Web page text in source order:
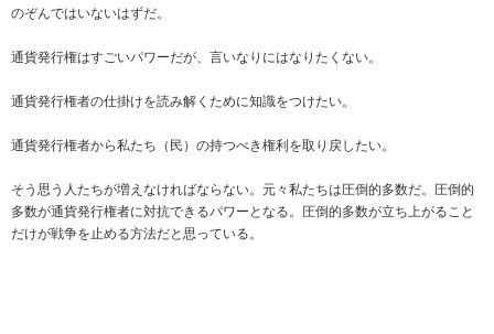
のぞんではいないはずだ。
通貨発行権はすごいパワーだが、言いなりにはなりたくない。
通貨発行権者の仕掛けを読み解くために知識をつけたい。
通貨発行権者から私たち（民）の持つべき権利を取り戻したい。
そう思う人たちが増えなければならない。元々私たちは圧倒的多数だ。圧倒的
多数が通貨発行権者に対抗できるパワーとなる。圧倒的多数が立ち上がること
だけが戦争を止める方法だと思っている。